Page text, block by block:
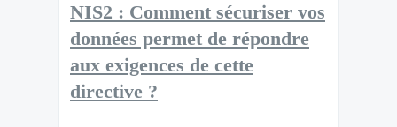
NIS2 : Comment sécuriser vos
données permet de répondre
aux exigences de cette
directive ?